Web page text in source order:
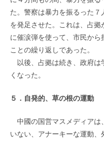
た。警察は暴力を振るった
を発足させた。これは、占
に催涙弾を使って、市民か
ことの繰り返しであった。
以後、占拠は続き、政府は
くなった。
５．自発的、草の根の運動
中國の国営マスメディアは
いない、アナーキーな運動